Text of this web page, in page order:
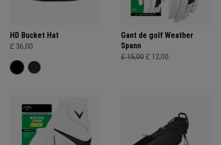
HD Bucket Hat
£ 36,00
Gant de golf Weather
Spann
£ 15,00 £ 12,00